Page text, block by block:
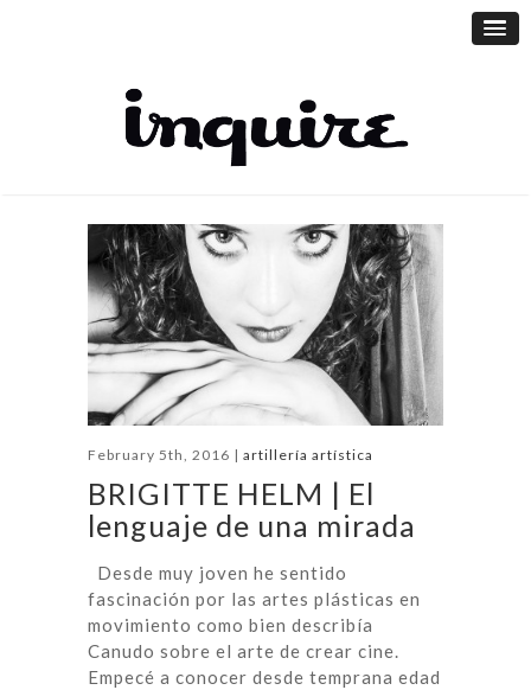
February 5th, 2016 | artillería artística
BRIGITTE HELM | El
lenguaje de una mirada
Desde muy joven he sentido
fascinación por las artes plásticas en
movimiento como bien describía
Canudo sobre el arte de crear cine.
Empecé a conocer desde temprana edad